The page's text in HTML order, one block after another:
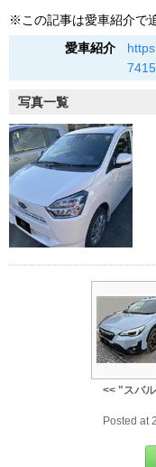
※この記事は愛車紹介で
愛車紹介
写真一覧
<< "スバ
Posted at